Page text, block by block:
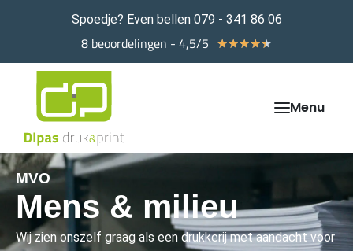
Spoedje? Even bellen 079 - 341 86 06
8 beoordelingen - 4,5/5 ★★★★★
MVO
Mens & milieu
Wij zien onszelf graag als een drukkerij met aandacht voor